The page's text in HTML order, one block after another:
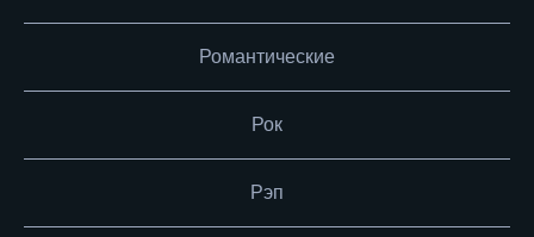
Романтические
Рок
Рэп